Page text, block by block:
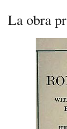
La obra